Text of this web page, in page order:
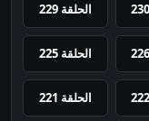
الحلقة 229
الحلقة 225
الحلقة 221